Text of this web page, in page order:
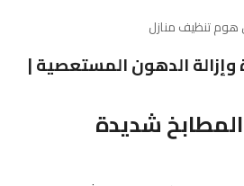
تنظيف منازل
الدهون المستعصية |
شديدة